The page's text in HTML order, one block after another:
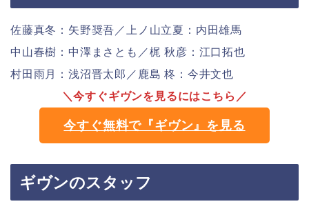
佐藤真冬：矢野奨吾／上ノ山立夏：内田雄馬
中山春樹：中澤まさとも／梶 秋彦：江口拓也
村田雨月：浅沼晋太郎／鹿島 柊：今井文也
＼今すぐギヴンを見るにはこちら／
今すぐ無料で『ギヴン』を見る
ギヴンのスタッフ